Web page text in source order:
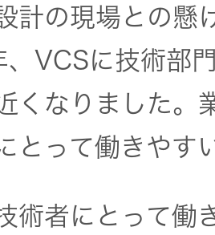
計の現場との懸
VCSに技術部
くなりました。
とって働きやす
術者にとって働